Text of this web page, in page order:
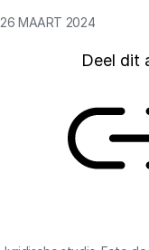
26 MAART 2024
Deel dit